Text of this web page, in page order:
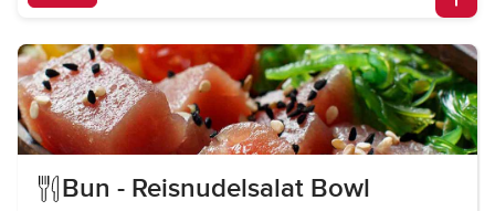
Bun - Reisnudelsalat Bowl